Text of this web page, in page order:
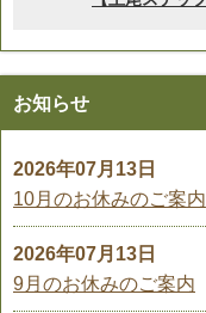
お知らせ
2026年07月13日
10月のお休みのご案内
2026年07月13日
9月のお休みのご案内